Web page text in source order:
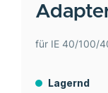
für IE 40/100/
Lagernd